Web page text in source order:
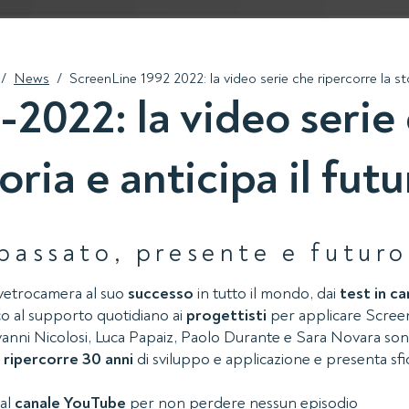
/ News / ScreenLine 1992 2022: la video serie che ripercorre la
2022: la video
e anticipa il
presente e futuro
al suo successoin tutto il mondo, dai test in
al supporto quotidiano ai progettisti per applicare
Nicolosi, Luca Papaiz, Paolo Durante e Sara Novara
ripercorre 30 anni di sviluppo e applicazione e presenta
canale YouTube per non perdere nessun episodio